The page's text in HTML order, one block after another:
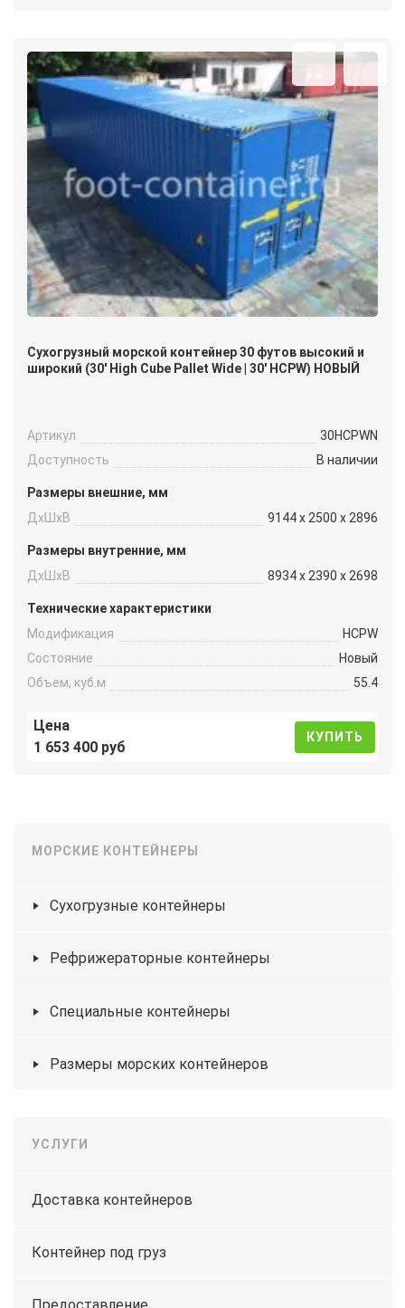
Сухогрузный морской контейнер 30 футов высокий и
широкий (30′ High Cube Pallet Wide | 30′ HCPW) НОВЫЙ
Артикул
30HCPWN
Доступность
В наличии
Размеры внешние, мм
ДxШxВ
9144 x 2500 x 2896
Размеры внутренние, мм
ДxШxВ
8934 x 2390 x 2698
Технические характеристики
Модификация
HCPW
Состояние
Новый
Объем, куб.м
55.4
Цена
1 653 400 руб
КУПИТЬ
МОРСКИЕ КОНТЕЙНЕРЫ
Сухогрузные контейнеры
Рефрижераторные контейнеры
Специальные контейнеры
Размеры морских контейнеров
УСЛУГИ
Доставка контейнеров
Контейнер под груз